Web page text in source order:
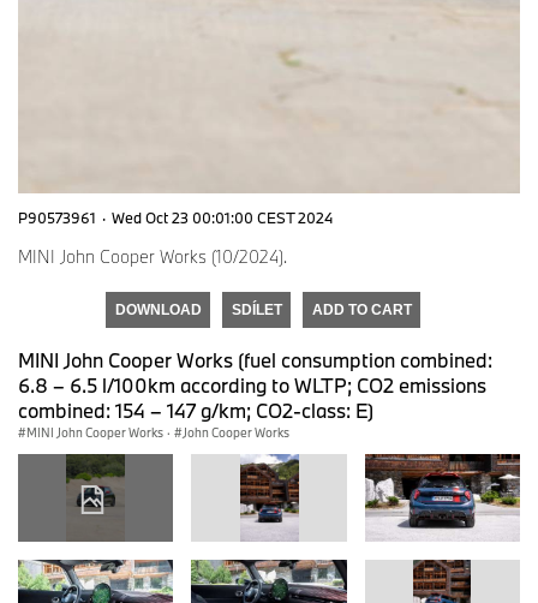
P90573961 · Wed Oct 23 00:01:00 CEST 2024
MINI John Cooper Works (10/2024).
DOWNLOAD SDÍLET ADD TO CART
MINI John Cooper Works (fuel consumption combined:
6.8 – 6.5 l/100km according to WLTP; CO2 emissions
combined: 154 – 147 g/km; CO2-class: E)
MINI John Cooper Works · John Cooper Works